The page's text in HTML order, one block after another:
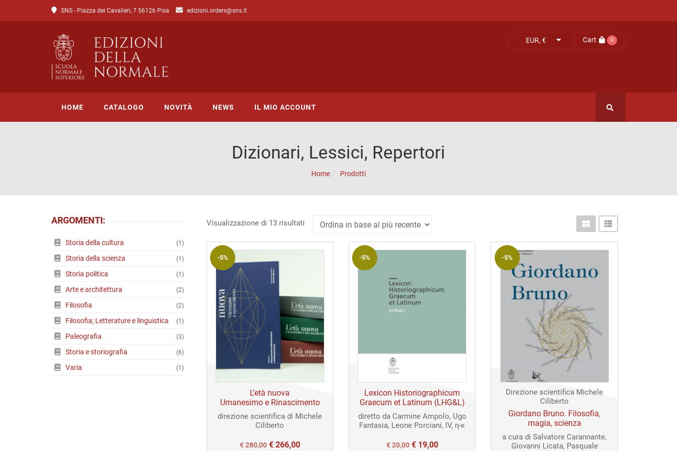
SNS - Piazza dei Cavalieri, 7 56126 Pisa edizioni.orders@sns.it
EUR, € Cart 0
HOME CATALOGO
Catalogo di Scienze
Open access
NOVITÀ NEWS IL MIO ACCOUNT
Dizionari, Lessici, Repertori
Home Prodotti
Visualizzazione di 13 risultatiOrdina
base
recente
-5%
L’età nuova
Umanesimo e Rinascimento
direzione scientifica di Michele
Ciliberto
Il
€280,00Il€266,00
-5%
Lexicon Historiographicum
Graecum et Latinum (LHG&L)
diretto da Carmine Ampolo, Ugo
Fantasia, Leone Porciani, IV, η-κ
Il
€20,00Il€19,00
-5%
Direzione scientifica Michele
Ciliberto
Giordano Bruno. Filosofia,
magia, scienza
a cura di Salvatore Carannante,
Giovanni Licata, Pasquale
ARGOMENTI:
Storia della cultura (1)
Storia della scienza (1)
Storia politica (1)
Arte e architettura (2)
Filosofia (2)
Filosofia; Letterature e linguistica (1)
Paleografia (3)
Storia e storiografia (6)
Varia (1)